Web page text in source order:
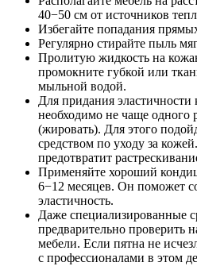
40−50 см от источников
Избегайте попадания
Регулярно стирайте пыль
Пролитую жидкость на
промокните губкой или
мыльной водой.
Для придания
необходимо не чаще одного
(жировать). Для этого
средством по уходу за
предотвратит
Применяйте хороший
6−12 месяцев. Он поможет
эластичность.
Даже специализированные
предварительно проверить
мебели. Если пятна не
с профессионалами в этом